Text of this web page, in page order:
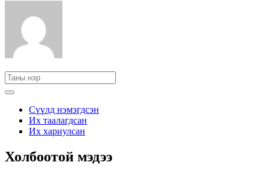
Сүүлд нэмэгдсэн
Их таалагдсан
Их хариулсан
Холбоотой мэдээ